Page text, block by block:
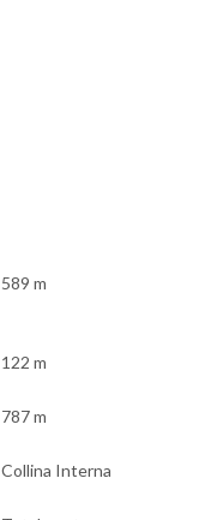
589 m
122 m
787 m
Collina Interna